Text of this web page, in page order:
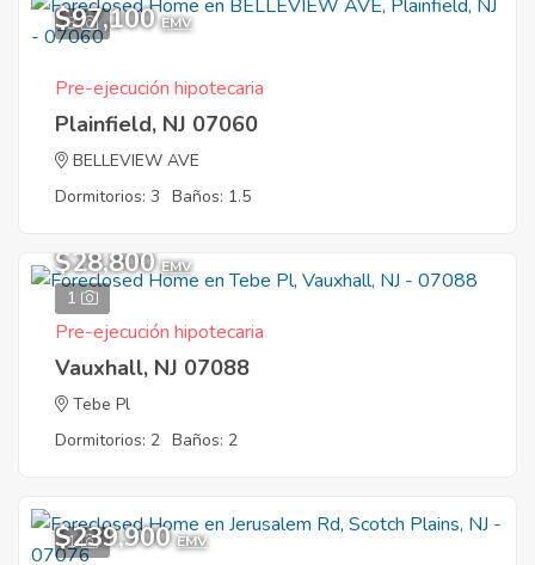
3
$97,100 EMV
Pre-ejecución hipotecaria
Plainfield, NJ 07060
BELLEVIEW AVE
Dormitorios: 3 Baños: 1.5
1
$28,800 EMV
Pre-ejecución hipotecaria
Vauxhall, NJ 07088
Tebe Pl
Dormitorios: 2 Baños: 2
1
$239,900 EMV